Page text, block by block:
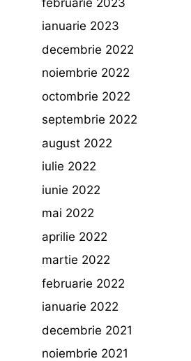
ianuarie 2023
decembrie 2022
noiembrie 2022
octombrie 2022
septembrie 2022
august 2022
iulie 2022
iunie 2022
mai 2022
aprilie 2022
martie 2022
februarie 2022
ianuarie 2022
decembrie 2021
noiembrie 2021